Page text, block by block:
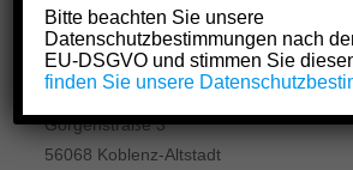
Hans-Georg „Schosch“ Jäckel
(Redaktionsleitung und
Abs. 3 MDStV)
Görgenstraße 3
56068 Koblenz-Altstadt
Bitte beachten Sie unsere
Datenschutzbestimmungen nach
EU-DSGVO und stimmen Sie
finden Sie unsere